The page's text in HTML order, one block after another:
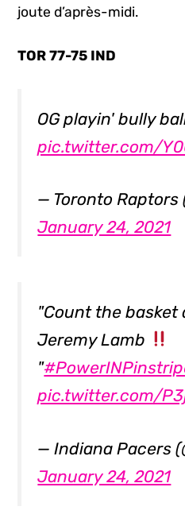
joute d’après-midi.
TOR 77-75 IND
OG playin' bully
pic.twitter.com/
— Toronto Raptors
January 24, 2021
"Count the basket
Jeremy Lamb
"
pic.twitter.com/
— Indiana Pacers
January 24, 2021